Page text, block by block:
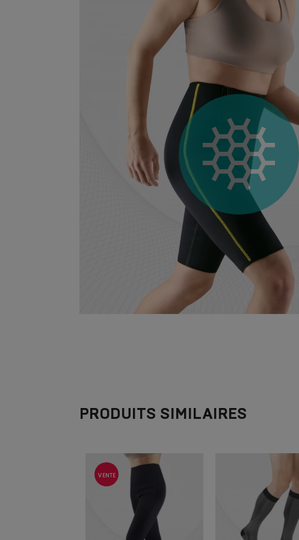
PRODUITS SIMILAIRES
VENTE